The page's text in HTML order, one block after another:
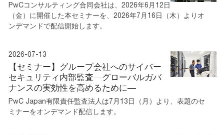
PwCコンサルティング合同会社は、2026年6月12日
（金）に開催した本セミナーを、2026年7月16日（木）よりオ
ンデマンドで配信開始します。
2026-07-13
【セミナー】グループ会社へのサイバー
セキュリティ内部監査―グローバルガバ
ナンスの実効性を高めるために―
PwC Japan有限責任監査法人は7月13日（月）より、表題のセ
ミナーをオンデマンド配信します。